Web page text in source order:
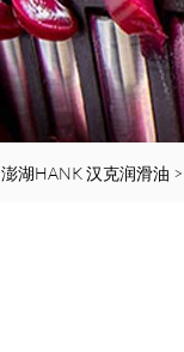
澎湖HANK 汉克润滑油 >